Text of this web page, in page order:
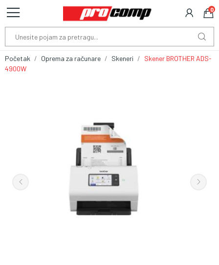
0
Početak Oprema za računare Skeneri
Skener BROTHER ADS-
4900W